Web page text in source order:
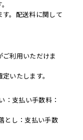
す。配送料に関して
利用いただけま
いたします。
：支払い手数料：
とし：支払い手数